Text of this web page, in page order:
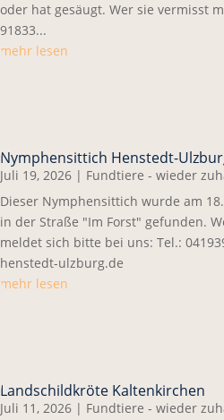
oder hat gesäugt. Wer sie vermisst
91833...
mehr lesen
Nymphensittich Henstedt-
Juli 19, 2026 | Fundtiere - wieder
Dieser Nymphensittich wurde am
in der Straße "Im Forst" gefunden.
meldet sich bitte bei uns: Tel.:
henstedt-ulzburg.de
mehr lesen
Landschildkröte Kaltenkirchen
Juli 11, 2026 | Fundtiere - wieder